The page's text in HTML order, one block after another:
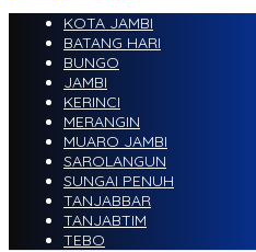
KOTA JAMBI
BATANG HARI
BUNGO
JAMBI
KERINCI
MERANGIN
MUARO JAMBI
SAROLANGUN
SUNGAI PENUH
TANJABBAR
TANJABTIM
TEBO